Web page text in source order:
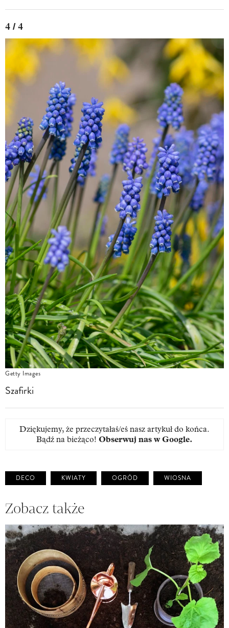
4 / 4
Getty Images
Szafirki
Dziękujemy, że przeczytałaś/eś nasz artykuł do końca.
Bądź na bieżąco! Obserwuj nas w Google.
DECO KWIATY OGRÓD WIOSNA
Zobacz także